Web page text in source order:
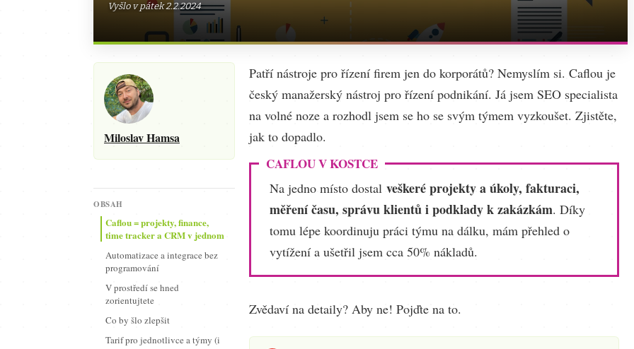
Vyšlo v pátek 2.2.2024
Miloslav Hamsa
OBSAH
Caflou = projekty, finance,
time tracker a CRM v jednom
Automatizace a integrace bez
programování
V prostředí se hned
zorientujtete
Co by šlo zlepšit
Tarif pro jednotlivce a týmy (i
Patří nástroje pro řízení firem jen do korporátů? Nemyslím si. Caflou je
český manažerský nástroj pro řízení podnikání. Já jsem SEO specialista
na volné noze a rozhodl jsem se ho se svým týmem vyzkoušet. Zjistěte,
jak to dopadlo.
CAFLOU V KOSTCE
Na jedno místo dostal veškeré projekty a úkoly, fakturaci,
měření času, správu klientů i podklady k zakázkám. Díky
tomu lépe koordinuju práci týmu na dálku, mám přehled o
vytížení a ušetřil jsem cca 50% nákladů.
Zvědaví na detaily? Aby ne! Pojďte na to.